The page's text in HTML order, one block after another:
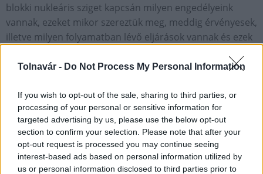
Tolnavár - Do Not Process My Personal Information
If you wish to opt-out of the sale, sharing to third parties, or
processing of your personal or sensitive information for
targeted advertising by us, please use the below opt-out
section to confirm your selection. Please note that after your
opt-out request is processed you may continue seeing
interest-based ads based on personal information utilized by
us or personal information disclosed to third parties prior to
blokki nukleáris sziget kapcsán milyen engedélyeink
vannak, ezeket mikor szereztük meg, meddig érvényesek,
illetve milyen folyamatban lévő eljárások vannak és ezek
megszerzése, elég rászűrnie az 5. blokki programelemre
szakterületüket illetően fontosnak tartja a
transzparenciát és a hatékonyságot.
Nyíltan és őszintén kell kommunikálni
mind a kollégákkal, mind a hatóságokkal.